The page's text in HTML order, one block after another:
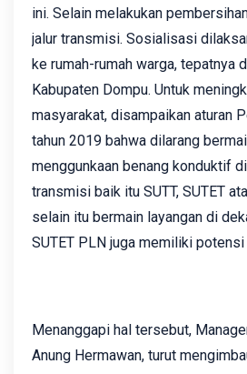
ini. Selain melakukan
jalur transmisi. Sosialisasi
ke rumah-rumah warga, tepatnya
Kabupaten Dompu. Untuk
masyarakat, disampaikan aturan
tahun 2019 bahwa dilarang
menggunkaan benang konduktif
transmisi baik itu SUTT, SUTET
selain itu bermain layangan di
SUTET PLN juga memiliki potensi
Menanggapi hal tersebut,
Anung Hermawan, turut